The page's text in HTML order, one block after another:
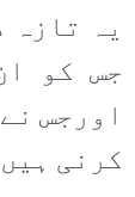
یہ
جس کو
اورجس
کرنی